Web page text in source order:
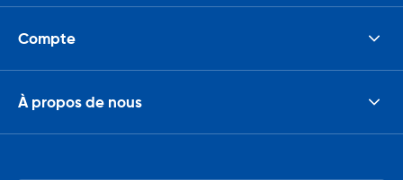
Compte
À propos de nous